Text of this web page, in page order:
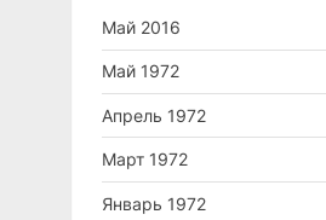
Май 2016
Май 1972
Апрель 1972
Март 1972
Январь 1972